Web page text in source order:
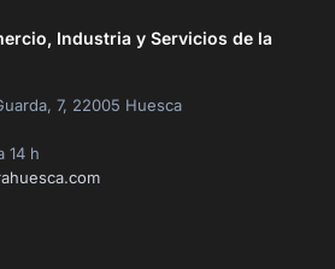
Industria y Servicios de la
7, 22005 Huesca
14 h